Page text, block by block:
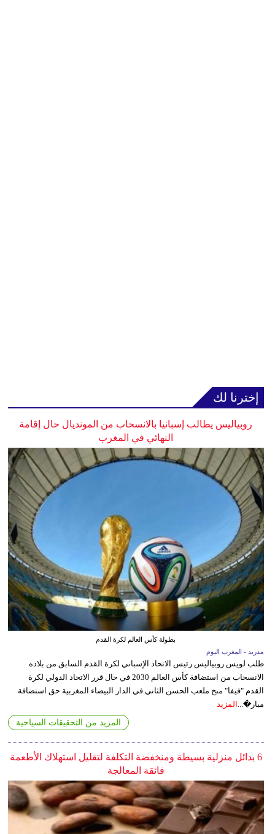
إخترنا لك
روبياليس يطالب إسبانيا بالانسحاب من المونديال حال إقامة
النهائي في المغرب
بطولة كأس العالم لكرة القدم
مدريد - المغرب اليوم
طلب لويس روبياليس رئيس الاتحاد الإسباني لكرة القدم السابق من بلاده
الانسحاب من استضافة كأس العالم 2030 في حال قرر الاتحاد الدولي لكرة
القدم "فيفا" منح ملعب الحسن الثاني في الدار البيضاء المغربية حق استضافة
مبار�... المزيد
المزيد من التحقيقات السياحية
6 بدائل منزلية بسيطة ومنخفضة التكلفة لتقليل استهلاك الأطعمة
فائقة المعالجة